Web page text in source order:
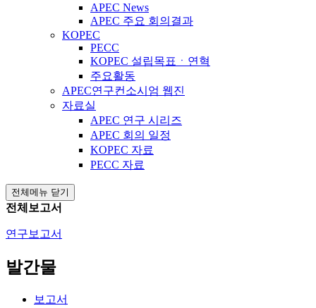
APEC News
APEC 주요 회의결과
KOPEC
PECC
KOPEC 설립목표ㆍ연혁
주요활동
APEC연구컨소시엄 웹진
자료실
APEC 연구 시리즈
APEC 회의 일정
KOPEC 자료
PECC 자료
전체메뉴 닫기
전체보고서
연구보고서
발간물
보고서